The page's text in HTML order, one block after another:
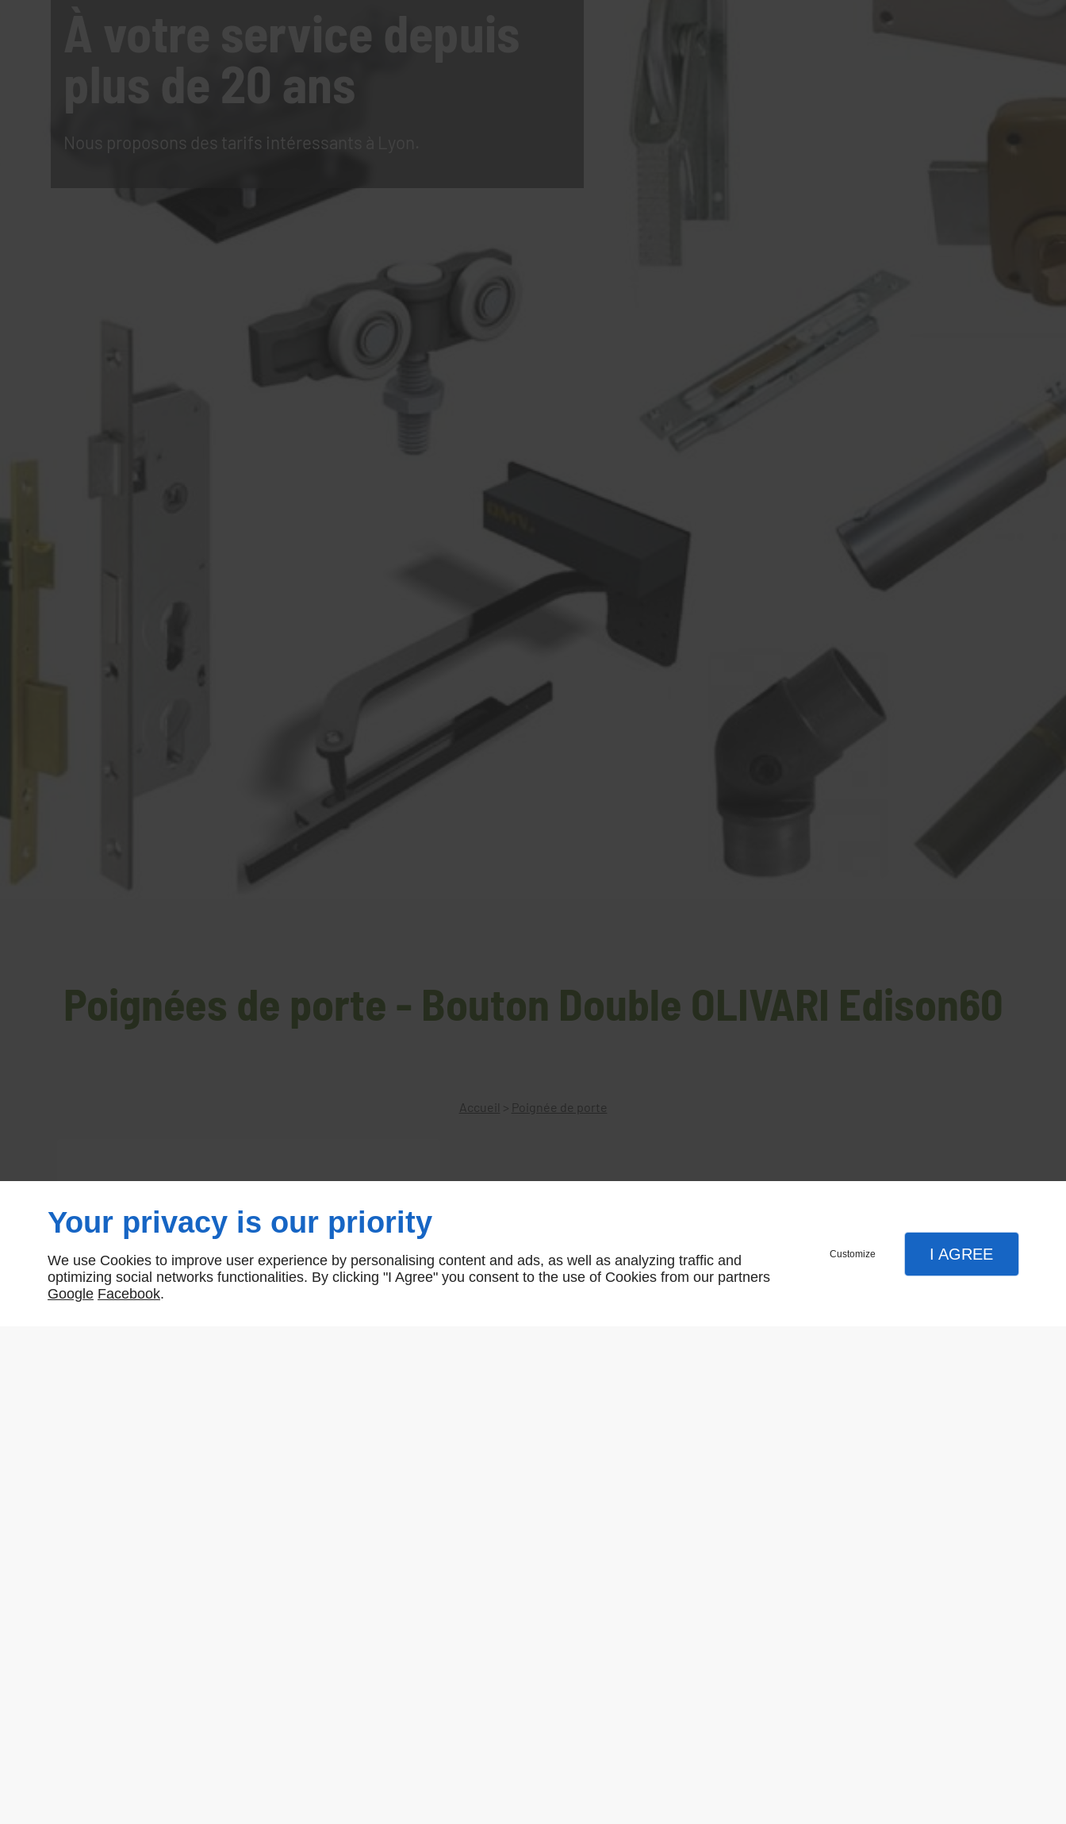
À votre service depuis
plus de 20 ans
Nous proposons des tarifs intéressants à Lyon.
Poignées de porte - Bouton Double OLIVARI Edison60
Accueil > Poignée de porte
Your privacy is our priority
We use Cookies to improve user experience by personalising content and ads, as well as analyzing traffic and
optimizing social networks functionalities. By clicking "I Agree" you consent to the use of Cookies from our partners
Google Facebook.
Customize I AGREE